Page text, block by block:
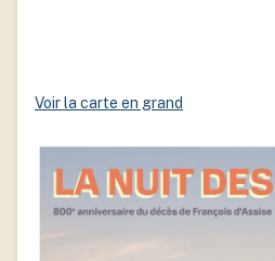
Voir la carte en grand